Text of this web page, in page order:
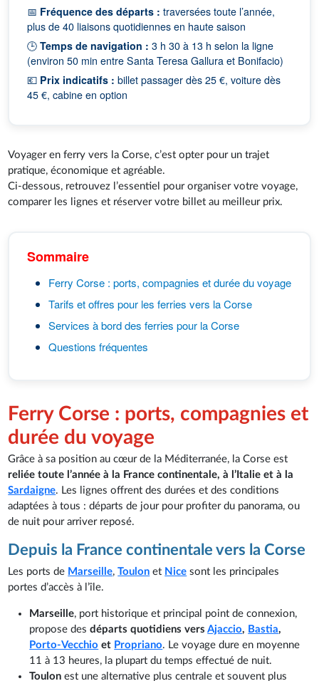
📅 Fréquence des départs : traversées toute l’année,
plus de 40 liaisons quotidiennes en haute saison
🕒Temps de navigation : 3 h 30 à 13 h selon la ligne
(environ 50 min entre Santa Teresa Gallura et Bonifacio)
💶 Prix indicatifs : billet passager dès 25 €, voiture dès
45 €, cabine en option
Voyager en ferry vers la Corse, c’est opter pour un trajet
pratique, économique et agréable.
Ci-dessous, retrouvez l’essentiel pour organiser votre voyage,
comparer les lignes et réserver votre billet au meilleur prix.
Sommaire
Ferry Corse : ports, compagnies et durée du voyage
Tarifs et offres pour les ferries vers la Corse
Services à bord des ferries pour la Corse
Questions fréquentes
Ferry Corse : ports, compagnies et
durée du voyage
Grâce à sa position au cœur de la Méditerranée, la Corse est
reliée toute l’année à la France continentale, à l’Italie et à la
Sardaigne. Les lignes offrent des durées et des conditions
adaptées à tous : départs de jour pour profiter du panorama, ou
de nuit pour arriver reposé.
Depuis la France continentale vers la Corse
Les ports de Marseille,Toulon et Nice sont les principales
portes d’accès à l’île.
Marseille, port historique et principal point de connexion,
propose desdéparts quotidiens versAjaccio, Bastia,
Porto-Vecchio et Propriano. Le voyage dure en moyenne
11 à 13 heures, la plupart du temps effectué de nuit.
Toulonest une alternative plus centrale et souvent plus